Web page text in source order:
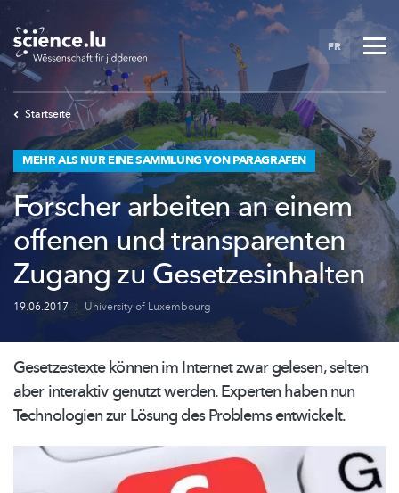
Skip
main
content
FR
Startseite
MEHR ALS NUR EINE SAMMLUNG VON PARAGRAFEN
Forscher arbeiten an einem
offenen und transparenten
Zugang zu Gesetzesinhalten
19.06.2017 | University of Luxembourg
Gesetzestexte können im Internet zwar gelesen, selten
aber interaktiv genutzt werden. Experten haben nun
Technologien zur Lösung des Problems entwickelt.